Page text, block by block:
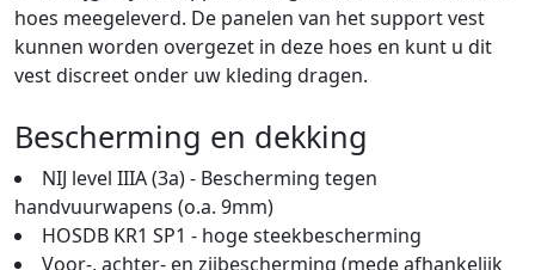
hoes meegeleverd. De panelen van het support vest
kunnen worden overgezet in deze hoes en kunt u dit
vest discreet onder uw kleding dragen.
Bescherming en dekking
NIJ level IIIA (3a) - Bescherming tegen
handvuurwapens (o.a. 9mm)
HOSDB KR1 SP1 - hoge steekbescherming
Voor-, achter- en zijbescherming (mede afhankelijk